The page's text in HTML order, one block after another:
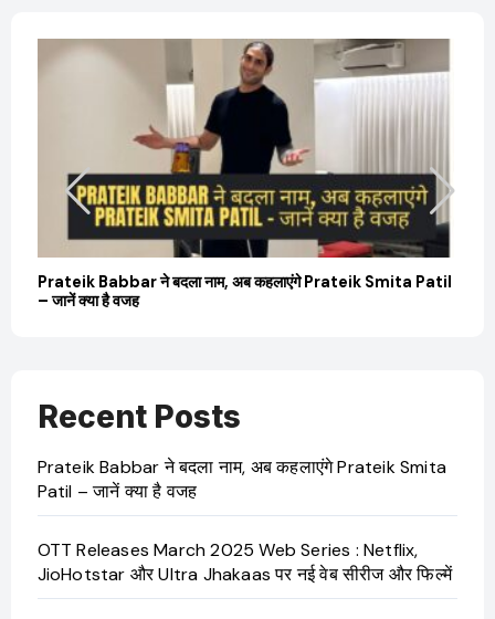
OTT Releases March 2025 Web Series : Netflix,
JioHotstar और Ultra Jhakaas पर नई वेब सीरीज और फिल्में
Recent Posts
Prateik Babbar ने बदला नाम, अब कहलाएंगे Prateik Smita
Patil – जानें क्या है वजह
OTT Releases March 2025 Web Series : Netflix,
JioHotstar और Ultra Jhakaas पर नई वेब सीरीज और फिल्में